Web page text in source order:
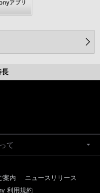
長
て
案内
ニュースリリース
利用規約